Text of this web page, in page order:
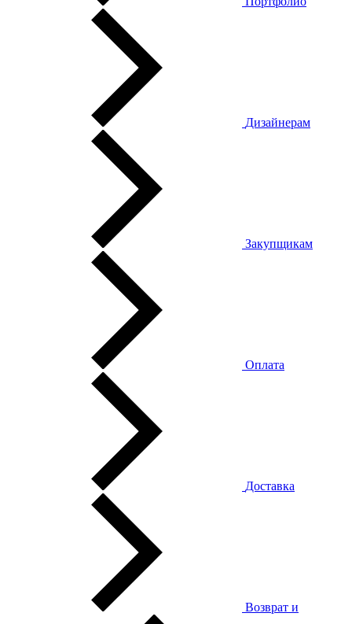
Дизайнерам
Закупщикам
Оплата
Доставка
Возврат и